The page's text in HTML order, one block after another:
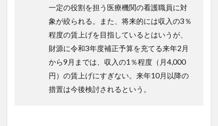
一定の役割を担う医療機関の看護職員に対
象が絞られる。また、将来的には収入の3％
程度の賃上げを目指しているとはいうが、
財源に令和3年度補正予算を充てる来年2月
から9月までは、収入の1％程度（月4,000
円）の賃上げにすぎない。来年10月以降の
措置は今後検討されるという。